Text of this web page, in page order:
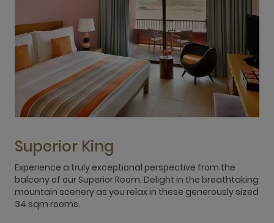
Superior King
Experience a truly exceptional perspective from the
balcony of our Superior Room. Delight in the breathtaking
mountain scenery as you relax in these generously sized
34 sqm rooms.